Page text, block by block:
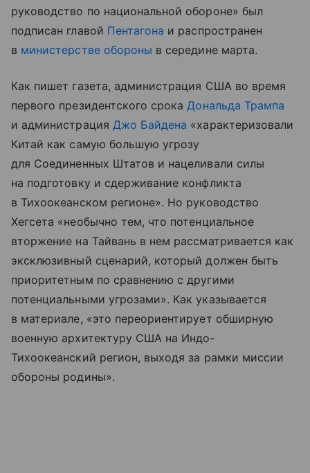
руководство по национальной обороне» был
подписан главой Пентагона и распространен
в министерстве обороны в середине марта.
Как пишет газета, администрация США во время
первого президентского срока Дональда Трампа
и администрация Джо Байдена «характеризовали
Китай как самую большую угрозу
для Соединенных Штатов и нацеливали силы
на подготовку и сдерживание конфликта
в Тихоокеанском регионе». Но руководство
Хегсета «необычно тем, что потенциальное
вторжение на Тайвань в нем рассматривается как
эксклюзивный сценарий, который должен быть
приоритетным по сравнению с другими
потенциальными угрозами». Как указывается
в материале, «это переориентирует обширную
военную архитектуру США на Индо-
Тихоокеанский регион, выходя за рамки миссии
обороны родины».